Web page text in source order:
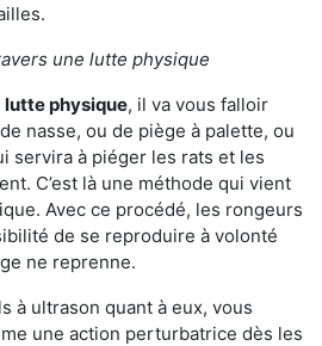
une lutte physique
lutte physique, il va vous falloir
nasse, ou de piège à palette, ou
servira à piéger les rats et les
C’est là une méthode qui vient
Avec ce procédé, les rongeurs
de se reproduire à volonté
ne reprenne.
à ultrason quant à eux, vous
une action perturbatrice dès les